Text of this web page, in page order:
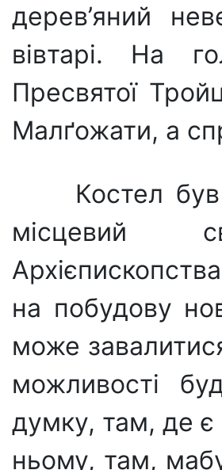
дерев’яний
вівтарі. На
Пресвятої
Малґожати, а
Костел
місцевий
на побудову
може
можливості
думку, там, де є
ньому, там,